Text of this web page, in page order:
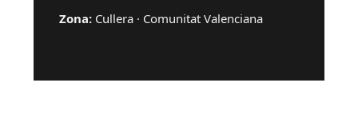
Zona: Cullera · Comunitat Valenciana